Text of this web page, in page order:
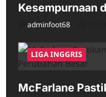
Kesempurnaan
adminfoot68
LIGA INGGRIS
McFarlane